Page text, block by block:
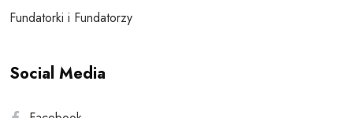
Fundatorki i Fundatorzy
Social Media